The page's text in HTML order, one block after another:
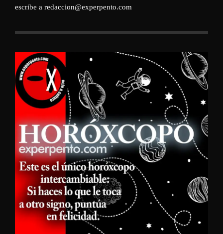
escribe a redaccion@experpento.com